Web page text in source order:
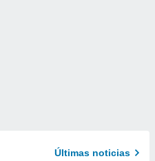
Últimas noticias